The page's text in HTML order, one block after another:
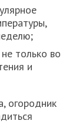
только во
и
огородник